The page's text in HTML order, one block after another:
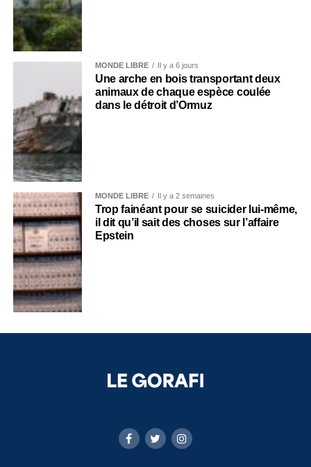
MONDE LIBRE Il y a 6 jours
Une arche en bois transportant deux
animaux de chaque espèce coulée
dans le détroit d’Ormuz
MONDE LIBRE Il y a 2 semaines
Trop fainéant pour se suicider lui-même,
il dit qu’il sait des choses sur l’affaire
Epstein